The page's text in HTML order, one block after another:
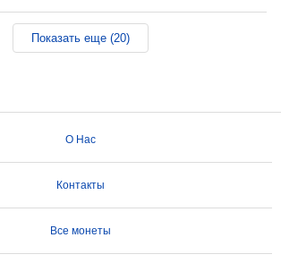
Показать еще (20)
О Нас
Контакты
Все монеты